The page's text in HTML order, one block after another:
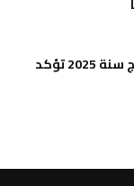
البنك التونسي السعودي: نتائج سنة 2025 تؤكد